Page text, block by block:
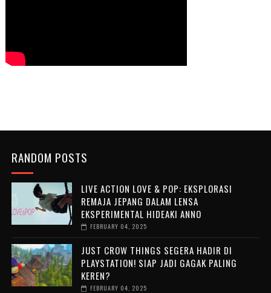
RANDOM POSTS
LIVE ACTION LOVE & POP: EKSPLORASI
REMAJA JEPANG DALAM LENSA
EKSPERIMENTAL HIDEAKI ANNO
FEBRUARY 04, 2025
JUST CROW THINGS SEGERA HADIR DI
PLAYSTATION! SIAP JADI GAGAK PALING
KEREN?
FEBRUARY 04, 2025